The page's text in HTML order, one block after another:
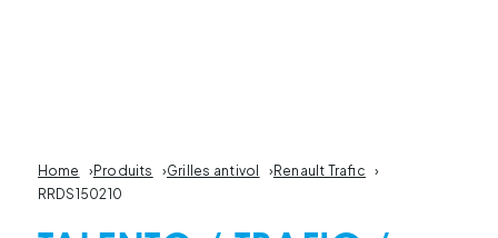
Home › Produits ›Grilles antivol › Renault Trafic ›
RRDS150210